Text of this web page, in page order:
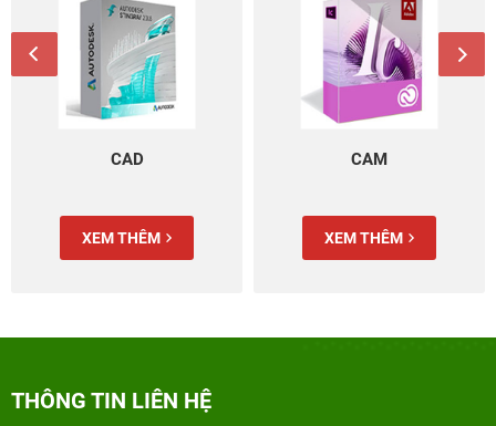
CAD
XEM THÊM
CAM
XEM THÊM
THÔNG TIN LIÊN HỆ